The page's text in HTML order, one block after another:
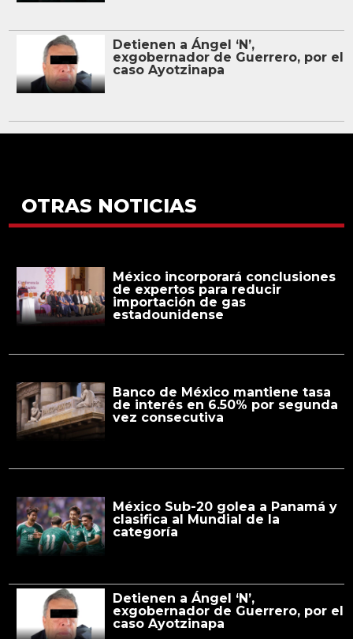
Detienen a Ángel ‘N’,
exgobernador de Guerrero, por el
caso Ayotzinapa
OTRAS NOTICIAS
México incorporará conclusiones
de expertos para reducir
importación de gas
estadounidense
Banco de México mantiene tasa
de interés en 6.50% por segunda
vez consecutiva
México Sub-20 golea a Panamá y
clasifica al Mundial de la
categoría
Detienen a Ángel ‘N’,
exgobernador de Guerrero, por el
caso Ayotzinapa